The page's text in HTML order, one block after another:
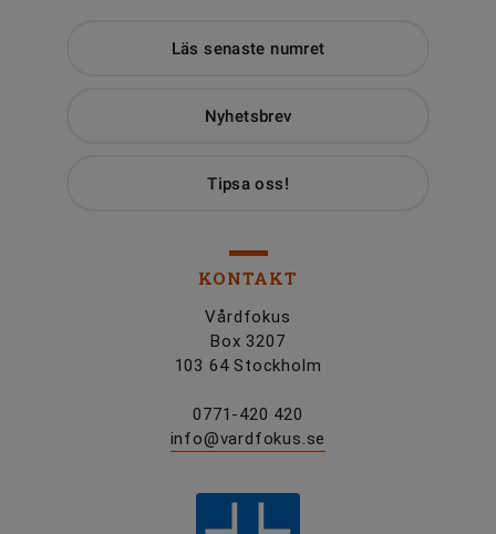
Läs senaste numret
Nyhetsbrev
Tipsa oss!
KONTAKT
Vårdfokus
Box 3207
103 64 Stockholm
0771-420 420
info@vardfokus.se